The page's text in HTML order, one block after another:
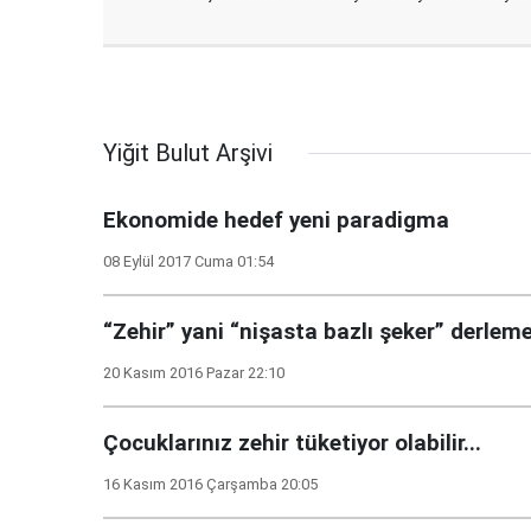
Yiğit Bulut Arşivi
Ekonomide hedef yeni paradigma
08 Eylül 2017 Cuma 01:54
“Zehir” yani “nişasta bazlı şeker”
20 Kasım 2016 Pazar 22:10
Çocuklarınız zehir tüketiyor olabilir...
16 Kasım 2016 Çarşamba 20:05